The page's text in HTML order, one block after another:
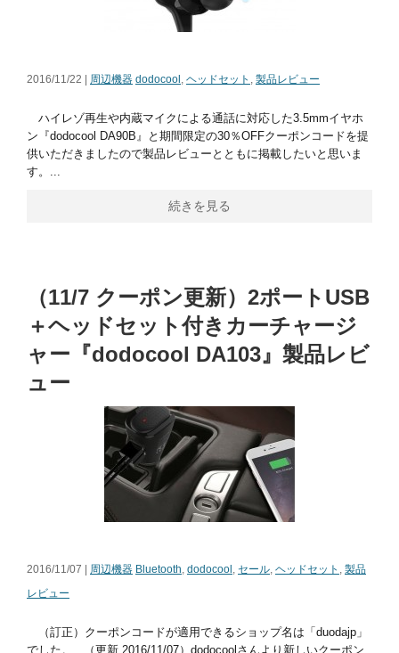
2016/11/22 | 周辺機器 dodocool , ヘッドセット , 製品レビュー
ハイレゾ再生や内蔵マイクによる通話に対応した3.5mmイヤホ
ン『dodocool DA90B』と期間限定の30％OFFクーポンコードを提
供いただきましたので製品レビューとともに掲載したいと思いま
す。...
続きを見る
（11/7 クーポン更新）2ポートUSB
＋ヘッドセット付きカーチャージ
ャー『dodocool DA103』製品レビ
ュー
2016/11/07 | 周辺機器 Bluetooth, dodocool , セール, ヘッドセット , 製品
レビュー
（訂正）クーポンコードが適用できるショップ名は「duodajp」
でした。 （更新 2016/11/07）dodocoolさんより新しいクーポン